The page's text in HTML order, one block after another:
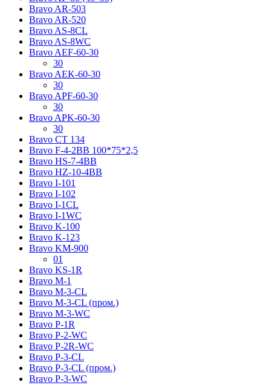
Bravo AR-503
Bravo AR-520
Bravo AS-8CL
Bravo AS-8WC
Bravo AЕF-60-30
30
Bravo AЕK-60-30
30
Bravo AРF-60-30
30
Bravo AРK-60-30
30
Bravo CT 134
Bravo F-4-2BB 100*75*2,5
Bravo HS-7-4BB
Bravo HZ-10-4BB
Bravo I-101
Bravo I-102
Bravo I-1CL
Bravo I-1WC
Bravo K-100
Bravo K-123
Bravo KM-900
01
Bravo KS-1R
Bravo M-1
Bravo M-3-CL
Bravo M-3-CL (пром.)
Bravo M-3-WC
Bravo P-1R
Bravo P-2-WC
Bravo P-2R-WC
Bravo P-3-CL
Bravo P-3-CL (пром.)
Bravo P-3-WC